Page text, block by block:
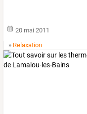
20 mai 2011
» Relaxation